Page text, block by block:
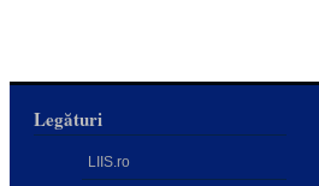
Legături
LIIS.ro